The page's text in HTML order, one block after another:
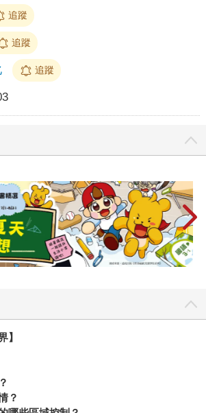
追蹤
追蹤
追蹤
】
？